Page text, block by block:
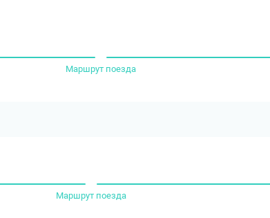
Маршрут поезда
Маршрут поезда